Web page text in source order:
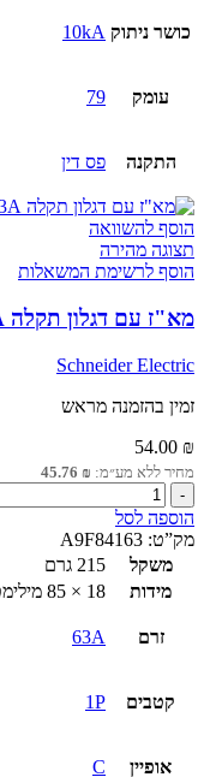
כושר ניתוק 10kA
עומק 79
התקנה פס דין
הוסף להשוואה
תצוגה מהירה
הוסף לרשימת המשאלות
מא"ז עם דגלון תקלה 1P iC60H 63A
Schneider Electric
זמין בהזמנה מראש
54.00 ₪
מחיר ללא מע״מ: 45.76 ₪
כמות
של
מא"ז
עם
דגלון
תקלה
iC60H
הוספה לסל
מק”ט: A9F84163
משקל
215 גרם
מידות
18 × 85 מילימטרים
זרם 63A
קטבים 1P
אופיין C